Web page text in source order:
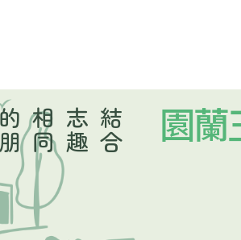
昶懋玉蘭園
結
合
志
趣
相
同
的
朋